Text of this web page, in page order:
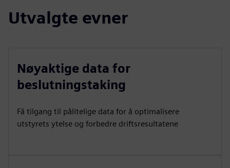
Utvalgte evner
Nøyaktige data for
beslutningstaking
Få tilgang til pålitelige data for å optimalisere
utstyrets ytelse og forbedre driftsresultatene